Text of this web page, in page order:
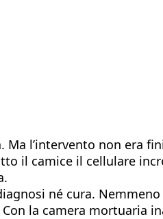
Ma l’intervento non era
il camice il cellulare
né cura.
la camera mortuaria